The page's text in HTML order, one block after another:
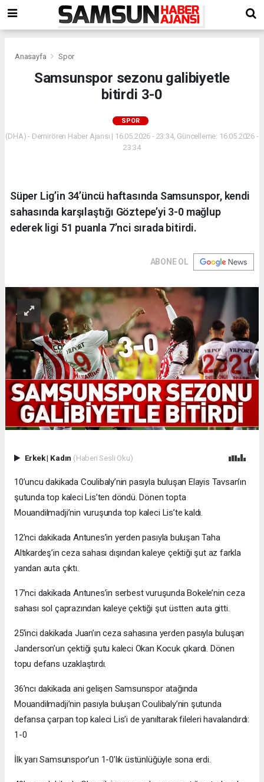
Anasayfa Spor
Samsunspor sezonu galibiyetle
bitirdi 3-0
SPOR
(DHA) - Demirören Haber Ajansı | 16.05.2026 - 23:34, Güncelleme: 16.05.2026 -
23:34
Süper Lig’in 34’üncü haftasında Samsunspor, kendi
sahasında karşılaştığı Göztepe’yi 3-0 mağlup
ederek ligi 51 puanla 7’nci sırada bitirdi.
ABONE OL
Erkek| Kadın (Haberi Sesli Oku)
10’uncu dakikada Coulibaly’nin pasıyla buluşan Elayis Tavsan’ın
şutunda top kaleci Lis’ten döndü. Dönen topta
Mouandilmadji’nin vuruşunda top kaleci Lis’te kaldı.
12’nci dakikada Antunes’in yerden pasıyla buluşan Taha
Altıkardeş’in ceza sahası dışından kaleye çektiği şut az farkla
yandan auta çıktı.
17’nci dakikada Antunes’in serbest vuruşunda Bokele’nin ceza
sahası sol çaprazından kaleye çektiği şut üstten auta gitti.
25’inci dakikada Juan’ın ceza sahasına yerden pasıyla buluşan
Janderson’un çektiği şutu kaleci Okan Kocuk çıkardı. Dönen
topu defans uzaklaştırdı.
36’ncı dakikada ani gelişen Samsunspor atağında
Mouandilmadji’nin pasıyla buluşan Coulibaly’nin şutunda
defansa çarpan top kaleci Lis’i de yanıltarak fileleri havalandırdı:
1-0
İlk yarı Samsunspor’un 1-0’lık üstünlüğüyle sona erdi.